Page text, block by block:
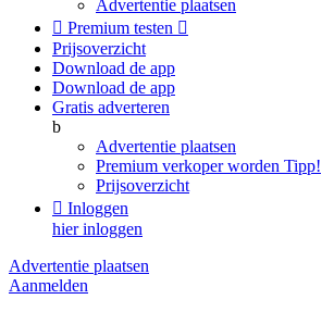
Advertentie plaatsen
 Premium testen 
Prijsoverzicht
Download de app
Download de app
Gratis adverteren
b
Advertentie plaatsen
Premium verkoper worden Tipp!
Prijsoverzicht
 Inloggen
hier inloggen
Advertentie plaatsen
Aanmelden